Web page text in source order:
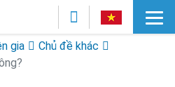
gia
Chủ đề khác